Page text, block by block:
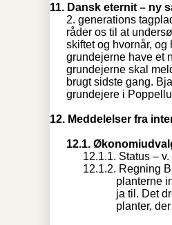
11. Dansk eternit – ny
2. generations
råder os til at
skiftet og hvornår, og
grundejerne have et
grundejerne skal
brugt sidste gang.
grundejere i
12. Meddelelser fra
12.1.
12.1.1. Status –
12.1.2. Regning
planterne
ja til. Det
planter,